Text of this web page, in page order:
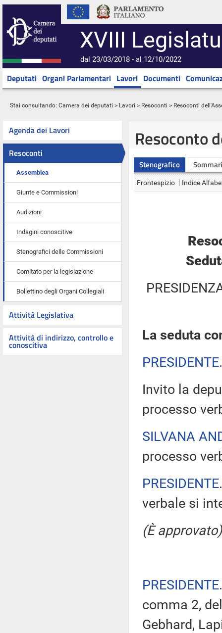
XVIII
dal 23/03/2018 - al 12/10/2022
Deputati Organi Parlamentari Lavori Documenti
Stai consultando: Camera dei deputati > Lavori > Resoconti > Resoconti
Agenda dei Lavori
Resoconti
Assemblea
Giunte e Commissioni
Audizioni
Indagini conoscitive
Stenografici delle Commissioni
Comitato per la legislazione
Bollettino degli Organi Collegiali
Attività Legislativa
Attività di indirizzo, controllo e
conoscitiva
Resoconto
Stenografico
Frontespizio Indice
La seduta
PRESIDENTE
Invito la
processo
SILVANA
processo
PRESIDENTE
verbale si
(È approvato)
PRESIDENTE
comma 2,
Gebhard,